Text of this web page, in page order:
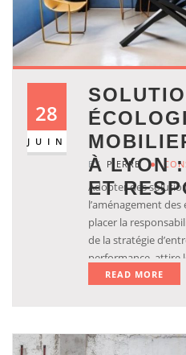
28
JUIN
À LYON
ET
BY PIERRE
Adopter des
l’aménagement des
placer la
de la stratégie
performance, attire
marque. Découvrir
READ MORE